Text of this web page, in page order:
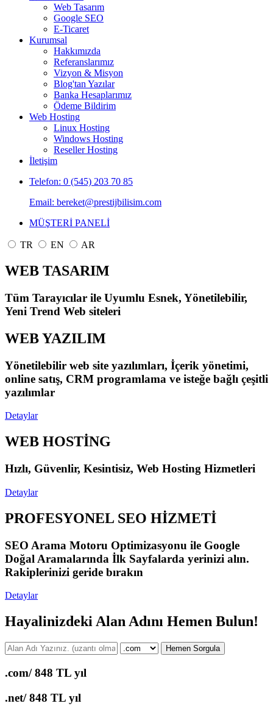
Web Tasarım
Google SEO
E-Ticaret
Kurumsal
Hakkımızda
Referanslarımız
Vizyon & Misyon
Blog'tan Yazılar
Banka Hesaplarımız
Ödeme Bildirim
Web Hosting
Linux Hosting
Windows Hosting
Reseller Hosting
İletişim
Telefon: 0 (545) 203 70 85
Email: bereket@prestijbilisim.com
MÜŞTERİ PANELİ
TR EN AR
WEB TASARIM
Tüm Tarayıcılar ile Uyumlu Esnek, Yönetilebilir,
Yeni Trend Web siteleri
WEB YAZILIM
Yönetilebilir web site yazılımları, İçerik yönetimi,
online satış, CRM programlama ve isteğe bağlı çeşitli
yazılımlar
Detaylar
WEB HOSTİNG
Hızlı, Güvenlir, Kesintisiz, Web Hosting Hizmetleri
Detaylar
PROFESYONEL SEO HİZMETİ
SEO Arama Motoru Optimizasyonu ile Google
Doğal Aramalarında İlk Sayfalarda yerinizi alın.
Rakiplerinizi geride bırakın
Detaylar
Hayalinizdeki Alan Adını Hemen Bulun!
Hemen Sorgula
.com/848 TL yıl
.net/848 TL yıl